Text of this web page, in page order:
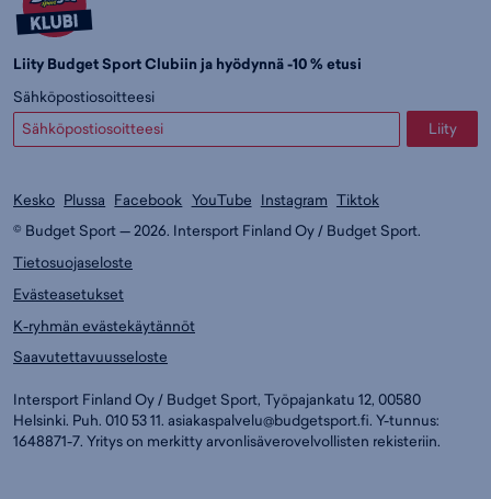
Liity Budget Sport Clubiin ja hyödynnä -10 % etusi
Sähköpostiosoitteesi
Liity
Kesko Plussa Facebook YouTube Instagram Tiktok
© Budget Sport — 2026. Intersport Finland Oy / Budget Sport.
Tietosuojaseloste
Evästeasetukset
K-ryhmän evästekäytännöt
Saavutettavuusseloste
Intersport Finland Oy / Budget Sport, Työpajankatu 12, 00580
Helsinki. Puh. 010 53 11. asiakaspalvelu@budgetsport.fi. Y-tunnus:
1648871-7. Yritys on merkitty arvonlisäverovelvollisten rekisteriin.